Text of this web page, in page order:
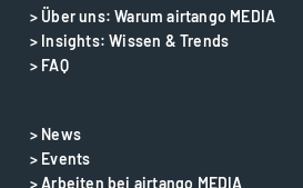
> Über uns: Warum airtango MEDIA
> Insights: Wissen & Trends
> FAQ
> News
> Events
> Arbeiten bei airtango MEDIA